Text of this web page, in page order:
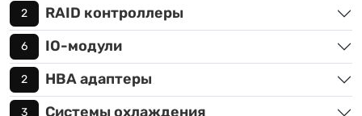
2 RAID контроллеры
6 IO-модули
2 HBA адаптеры
3